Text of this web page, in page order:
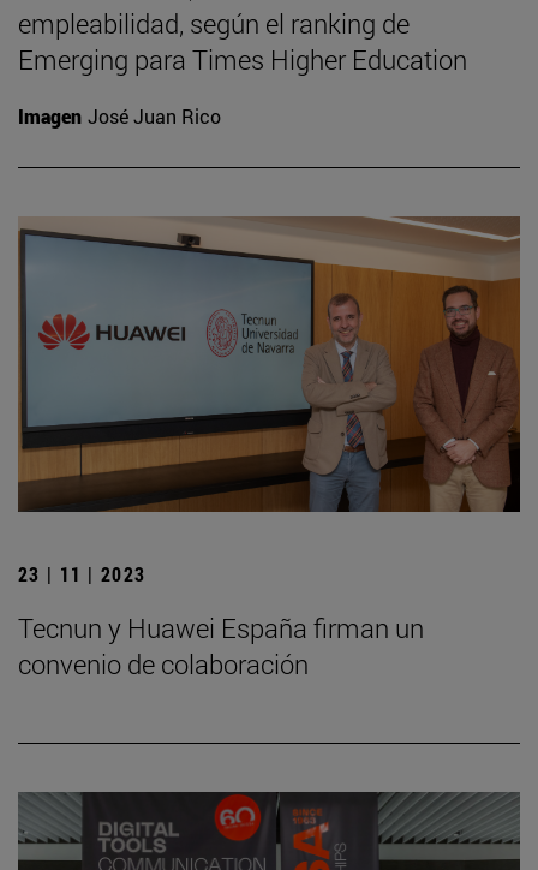
empleabilidad, según el ranking de
Emerging para Times Higher Education
Imagen José Juan Rico
23 | 11 | 2023
Tecnun y Huawei España firman un
convenio de colaboración